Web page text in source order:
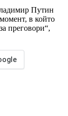
Путин
в който
преговори“,